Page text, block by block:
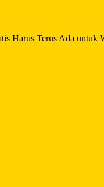
Harus Terus Ada untuk